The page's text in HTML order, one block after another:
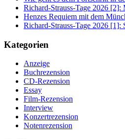
Richard-Strauss-Tage 2026 [2]:
Henzes Requiem mit dem
Richard-Strauss-Tage 2026 [1]:
Kategorien
Anzeige
Buchrezension
CD-Rezension
Essay
Film-Rezension
Interview
Konzertrezension
Notenrezension